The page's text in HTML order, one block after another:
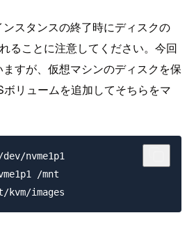
スタンスの終了時にディスクの
ることに注意してください。今回
すが、仮想マシンのディスクを保
リュームを追加してそちらをマ
nvme1p1
/mnt